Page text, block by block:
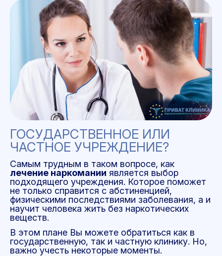
ГОСУДАРСТВЕННОЕ ИЛИ
ЧАСТНОЕ УЧРЕЖДЕНИЕ?
Самым трудным в таком вопросе, как
лечение наркомании является выбор
подходящего учреждения. Которое поможет
не только справится с абстиненцией,
физическими последствиями заболевания, а и
научит человека жить без наркотических
веществ.
В этом плане Вы можете обратиться как в
государственную, так и частную клинику. Но,
важно учесть некоторые моменты.